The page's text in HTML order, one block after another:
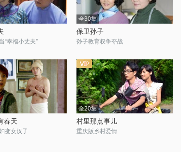
“幸福小丈夫”
全30集
保卫孙子
孙子教育权争夺战
春天
变女汉子
全20集
村里那点事儿
重庆版乡村爱情